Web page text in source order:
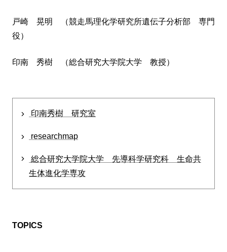
戸崎 晃明 （競走馬理化学研究所遺伝子分析部 専門
役）
印南 秀樹 （総合研究大学院大学 教授）
印南秀樹 研究室
researchmap
総合研究大学院大学 先導科学研究科 生命共
生体進化学専攻
TOPICS